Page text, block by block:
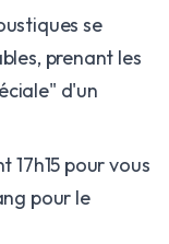
se
prenant les
d'un
17h15 pour vous
pour le